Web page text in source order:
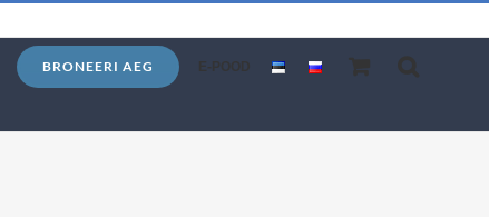
BRONEERI AEG E-POOD